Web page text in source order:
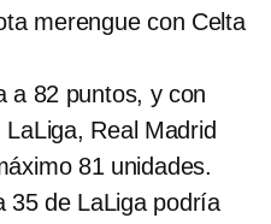
merengue con Celta
a 82 puntos, y con
Real Madrid
81 unidades.
35 de LaLiga podría